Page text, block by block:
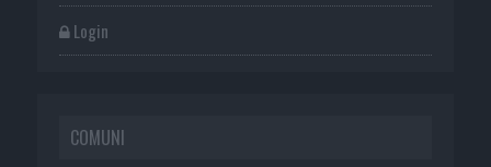
Login
COMUNI